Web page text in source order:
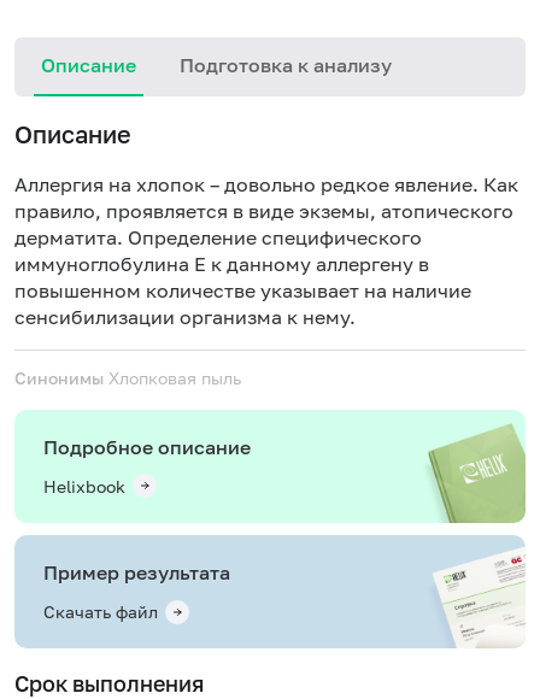
Описание Подготовка к анализу
Описание
Аллергия на хлопок – довольно редкое явление. Как
правило, проявляется в виде экземы, атопического
дерматита. Определение специфического
иммуноглобулина Е к данному аллергену в
повышенном количестве указывает на наличие
сенсибилизации организма к нему.
Синонимы Хлопковая пыль
Подробное описание
Helixbook
Пример результата
Скачать файл
Срок выполнения